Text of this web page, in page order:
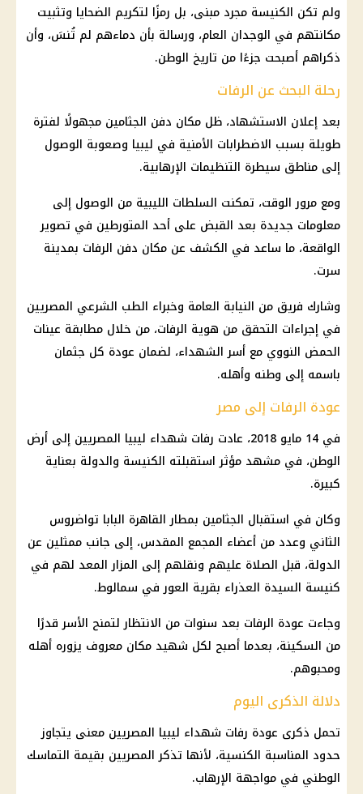
ولم تكن الكنيسة مجرد مبنى، بل رمزًا لتكريم الضحايا وتثبيت
مكانتهم في الوجدان العام، ورسالة بأن دماءهم لم تُنسَ، وأن
ذكراهم أصبحت جزءًا من تاريخ الوطن.
رحلة البحث عن الرفات
بعد إعلان الاستشهاد، ظل مكان دفن الجثامين مجهولًا لفترة
طويلة بسبب الاضطرابات الأمنية في ليبيا وصعوبة الوصول
إلى مناطق سيطرة التنظيمات الإرهابية.
ومع مرور الوقت، تمكنت السلطات الليبية من الوصول إلى
معلومات جديدة بعد القبض على أحد المتورطين في تصوير
الواقعة، ما ساعد في الكشف عن مكان دفن الرفات بمدينة
سرت.
وشارك فريق من النيابة العامة وخبراء الطب الشرعي المصريين
في إجراءات التحقق من هوية الرفات، من خلال مطابقة عينات
الحمض النووي مع أسر الشهداء، لضمان عودة كل جثمان
باسمه إلى وطنه وأهله.
عودة الرفات إلى مصر
في 14 مايو 2018، عادت رفات شهداء ليبيا المصريين إلى أرض
الوطن، في مشهد مؤثر استقبلته الكنيسة والدولة بعناية
كبيرة.
وكان في استقبال الجثامين بمطار القاهرة البابا تواضروس
الثاني وعدد من أعضاء المجمع المقدس، إلى جانب ممثلين عن
الدولة، قبل الصلاة عليهم ونقلهم إلى المزار المعد لهم في
كنيسة السيدة العذراء بقرية العور في سمالوط.
وجاءت عودة الرفات بعد سنوات من الانتظار لتمنح الأسر قدرًا
من السكينة، بعدما أصبح لكل شهيد مكان معروف يزوره أهله
ومحبوهم.
دلالة الذكرى اليوم
تحمل ذكرى عودة رفات شهداء ليبيا المصريين معنى يتجاوز
حدود المناسبة الكنسية، لأنها تذكر المصريين بقيمة التماسك
الوطني في مواجهة الإرهاب.